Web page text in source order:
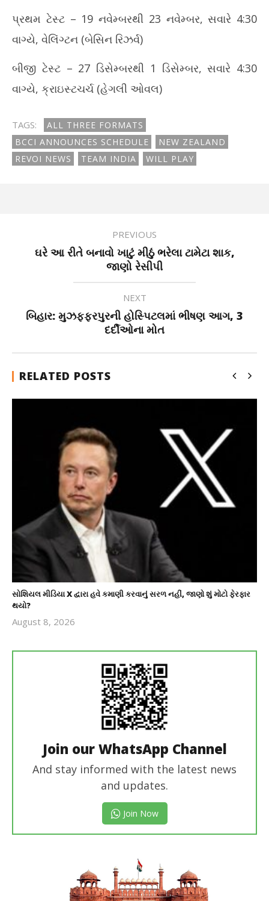
પ્રથમ ટેસ્ટ – 19 નવેમ્બરથી 23 નવેમ્બર, સવારે 4:30
વાગ્યે, વેલિંગ્ટન (બેસિન રિઝર્વ)
બીજી ટેસ્ટ – 27 ડિસેમ્બરથી 1 ડિસેમ્બર, સવારે 4:30
વાગ્યે, ક્રાઇસ્ટચર્ચ (હેગલી ઓવલ)
TAGS:
ALL THREE FORMATS
BCCI ANNOUNCES SCHEDULE
NEW ZEALAND
REVOI NEWS
TEAM INDIA WILL PLAY
PREVIOUS
ઘરે આ રીતે બનાવો ખાટું મીઠું ભરેલા ટામેટા શાક,
જાણો રેસીપી
NEXT
બિહાર: મુઝફ્ફરપુરની હોસ્પિટલમાં ભીષણ આગ, 3
દર્દીઓના મોત
RELATED POSTS
સોશિયલ મીડિયા X દ્વારા હવે કમાણી કરવાનું સરળ નહીં, જાણો શું મોટો ફેરફાર
થયો?
August 8, 2026
Join our WhatsApp Channel
And stay informed with the latest news
and updates.
Join Now